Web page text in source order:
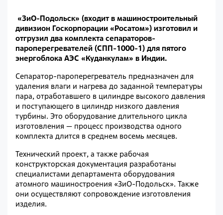
«ЗиО-Подольск» (входит в машиностроительный
дивизион Госкорпорации «Росатом») изготовил и
отгрузил два комплекта сепараторов-
пароперегревателей (СПП-1000-1) для пятого
энергоблока АЭС «Куданкулам» в Индии.
Сепаратор-пароперегреватель предназначен для
удаления влаги и нагрева до заданной температуры
пара, отработавшего в цилиндре высокого давления
и поступающего в цилиндр низкого давления
турбины. Это оборудование длительного цикла
изготовления — процесс производства одного
комплекта длится в среднем восемь месяцев.
Технический проект, а также рабочая
конструкторская документация разработаны
специалистами департамента оборудования
атомного машиностроения «ЗиО-Подольск». Также
они осуществляют сопровождение изготовления
изделия.